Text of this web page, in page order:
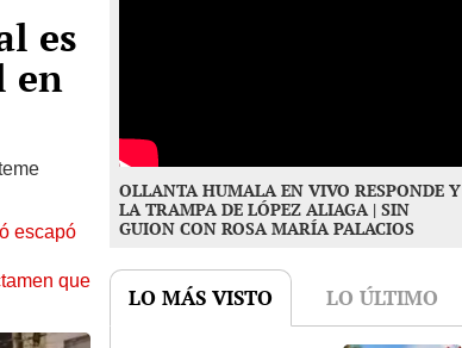
es
en
escapó
que
OLLANTA HUMALA EN VIVO RESPONDE Y
LA TRAMPA DE LÓPEZ ALIAGA | SIN
GUION CON ROSA MARÍA PALACIOS
LO MÁS VISTO LO ÚLTIMO